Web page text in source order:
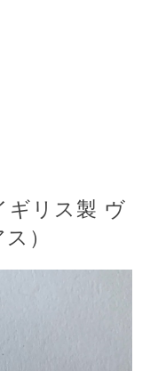
ギリス製 ヴ
）